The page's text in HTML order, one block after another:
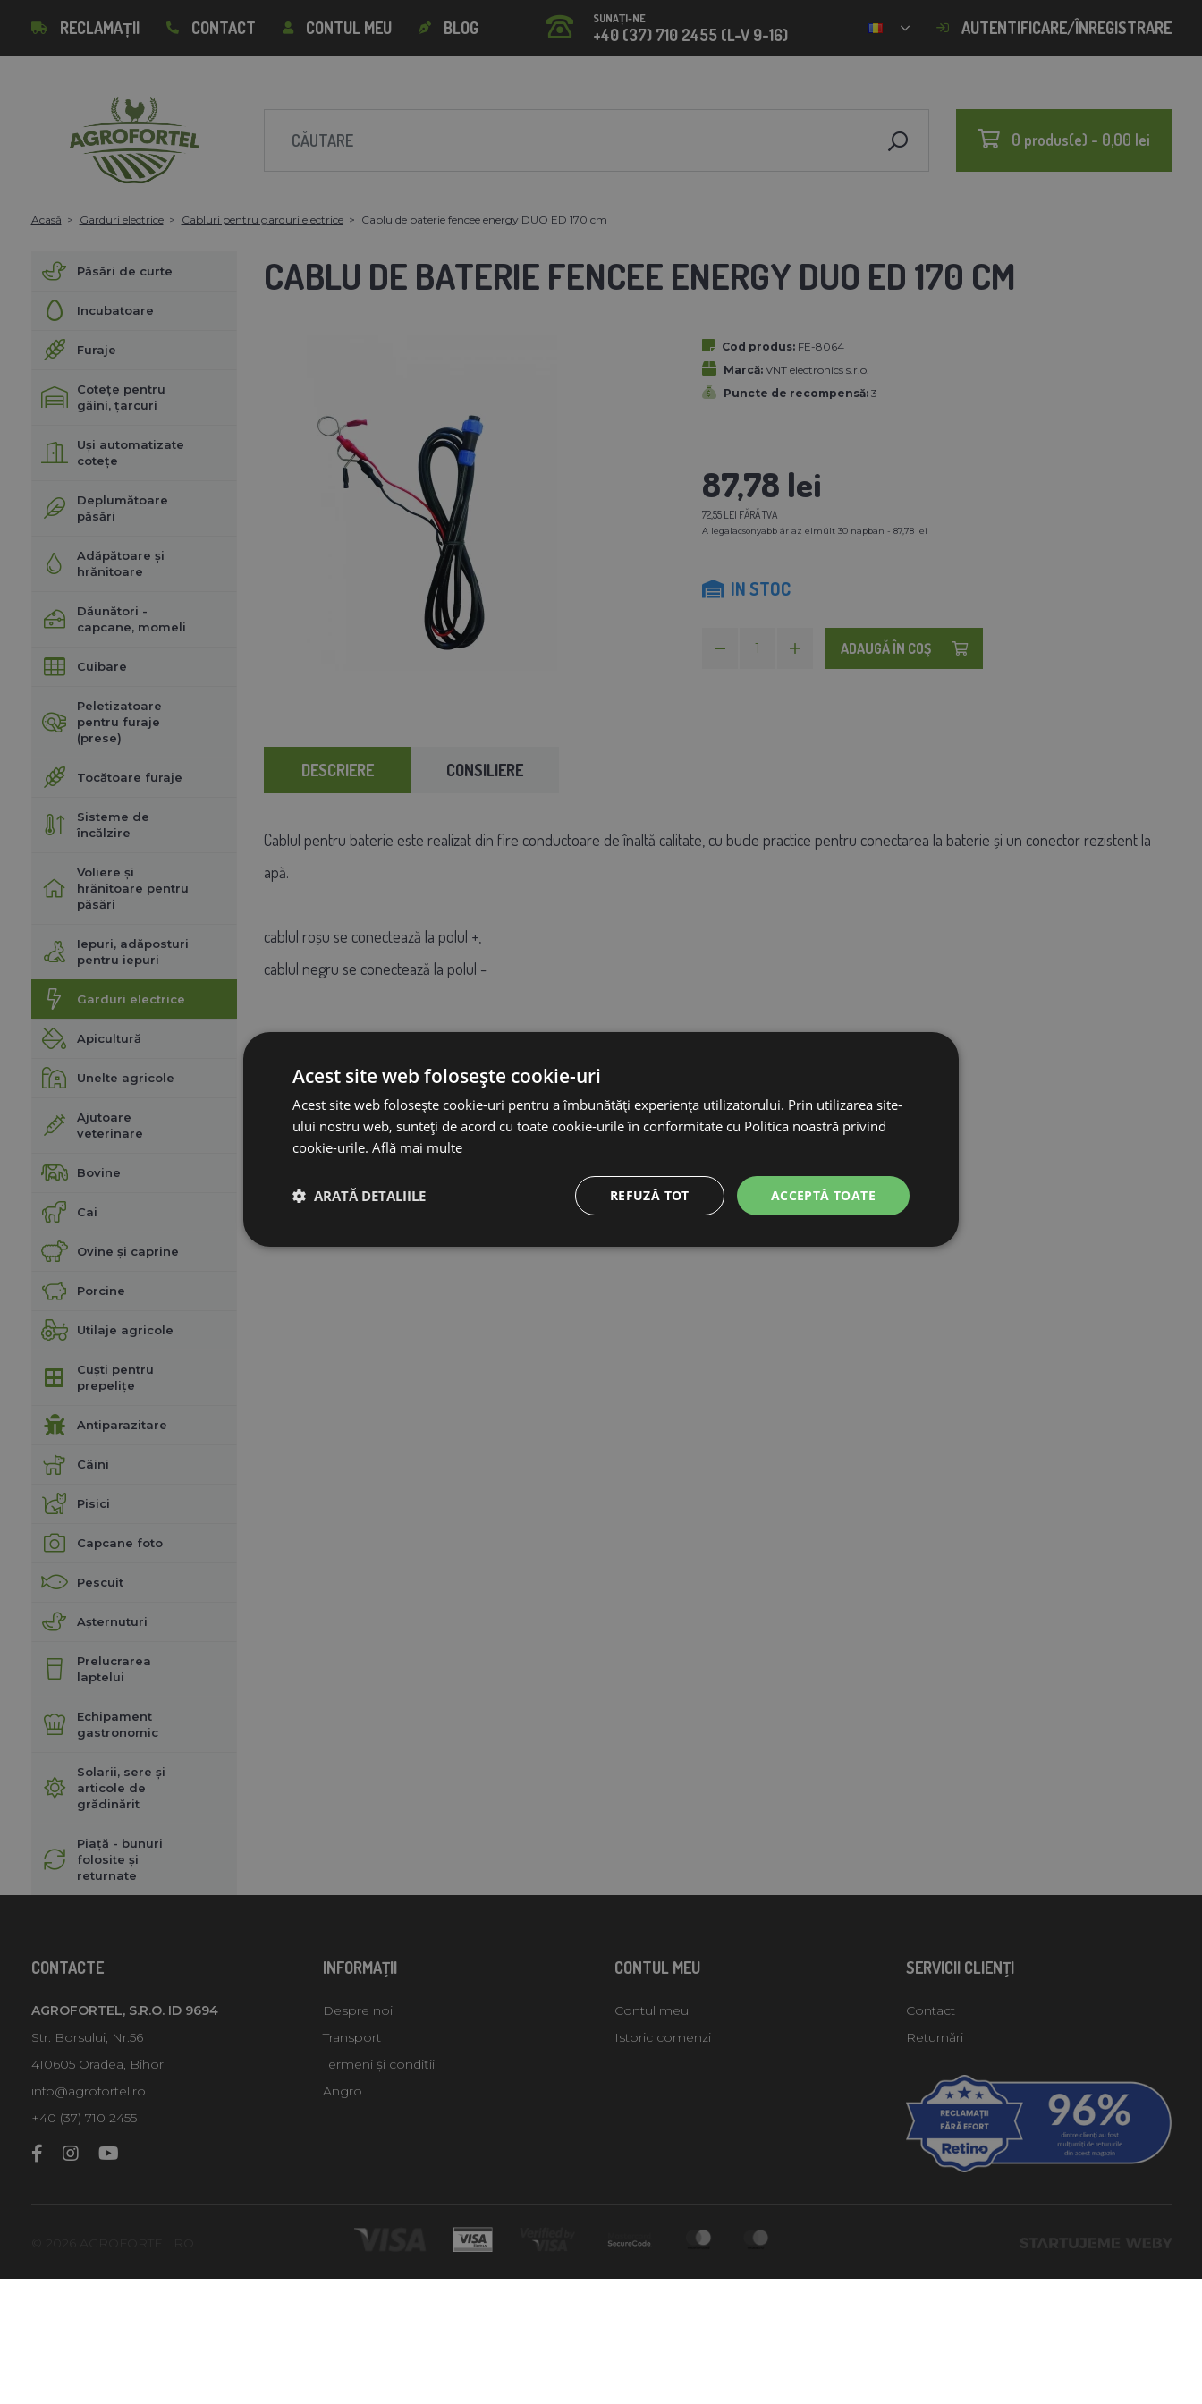
RECLAMAȚII CONTACT CONTUL MEU BLOG SUNAȚI-NE
+40 (37) 710 2455 (L-V 9-16) AUTENTIFICARE/ÎNREGISTRARE
0 produs(e) - 0,00 lei
Acasă Garduri electrice Cabluri pentru garduri electrice Cablu de baterie fencee energy DUO ED 170 cm
Păsări de curte
Incubatoare
Furaje
Cotețe pentru
găini, țarcuri
Uși automatizate
cotețe
Deplumătoare
păsări
Adăpătoare și
hrănitoare
Dăunători -
capcane, momeli
Cuibare
Peletizatoare
pentru furaje
(prese)
Tocătoare furaje
Sisteme de
încălzire
Voliere și
hrănitoare pentru
păsări
Iepuri, adăposturi
pentru iepuri
Garduri electrice
Apicultură
Unelte agricole
Ajutoare
veterinare
Bovine
Cai
Ovine și caprine
Porcine
Utilaje agricole
Cuști pentru
prepelițe
Antiparazitare
Câini
Pisici
Capcane foto
Pescuit
Așternuturi
Prelucrarea
laptelui
Echipament
gastronomic
Solarii, sere și
articole de
grădinărit
Piață - bunuri
folosite și
returnate
CABLU DE BATERIE FENCEE ENERGY DUO ED 170 CM
Cod produs: FE-8064
Marcă: VNT electronics s.r.o.
Puncte de recompensă: 3
87,78 lei
72,55 LEI FĂRĂ TVA
A legalacsonyabb ár az elmúlt 30 napban - 87,78 lei
IN STOC
ADAUGĂ ÎN COŞ
DESCRIERE CONSILIERE
Cablul pentru baterie este realizat din fire conductoare de înaltă calitate, cu bucle practice pentru conectarea la baterie și un conector rezistent la
apă.
cablul roșu se conectează la polul +,
cablul negru se conectează la polul -
CONTACTE
AGROFORTEL, S.R.O. ID 9694
Str. Borsului, Nr.56
410605 Oradea, Bihor
info@agrofortel.ro
+40 (37) 710 2455
INFORMAŢII
Despre noi
Transport
Termeni și condiții
Angro
CONTUL MEU
Contul meu
Istoric comenzi
SERVICII CLIENŢI
Contact
Returnări
Acest site web folosește cookie-uri
Acest site web folosește cookie-uri pentru a îmbunătăți experiența utilizatorului. Prin utilizarea site-
ului nostru web, sunteți de acord cu toate cookie-urile în conformitate cu Politica noastră privind
cookie-urile. Află mai multe
ACCEPTĂ TOATE
REFUZĂ TOT
ARATĂ DETALIILE